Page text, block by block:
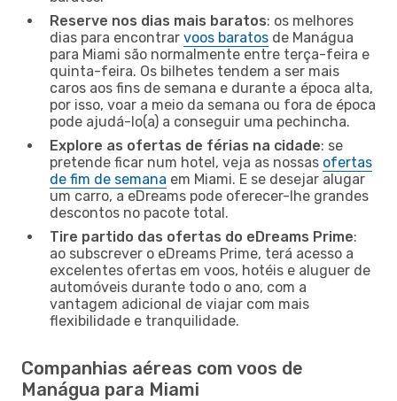
Reserve nos dias mais baratos: os melhores
dias para encontrar voos baratos de Manágua
para Miami são normalmente entre terça-feira e
quinta-feira. Os bilhetes tendem a ser mais
caros aos fins de semana e durante a época alta,
por isso, voar a meio da semana ou fora de época
pode ajudá-lo(a) a conseguir uma pechincha.
Explore as ofertas de férias na cidade: se
pretende ficar num hotel, veja as nossas ofertas
de fim de semana em Miami. E se desejar alugar
um carro, a eDreams pode oferecer-lhe grandes
descontos no pacote total.
Tire partido das ofertas do eDreams Prime:
ao subscrever o eDreams Prime, terá acesso a
excelentes ofertas em voos, hotéis e aluguer de
automóveis durante todo o ano, com a
vantagem adicional de viajar com mais
flexibilidade e tranquilidade.
Companhias aéreas com voos de
Manágua para Miami